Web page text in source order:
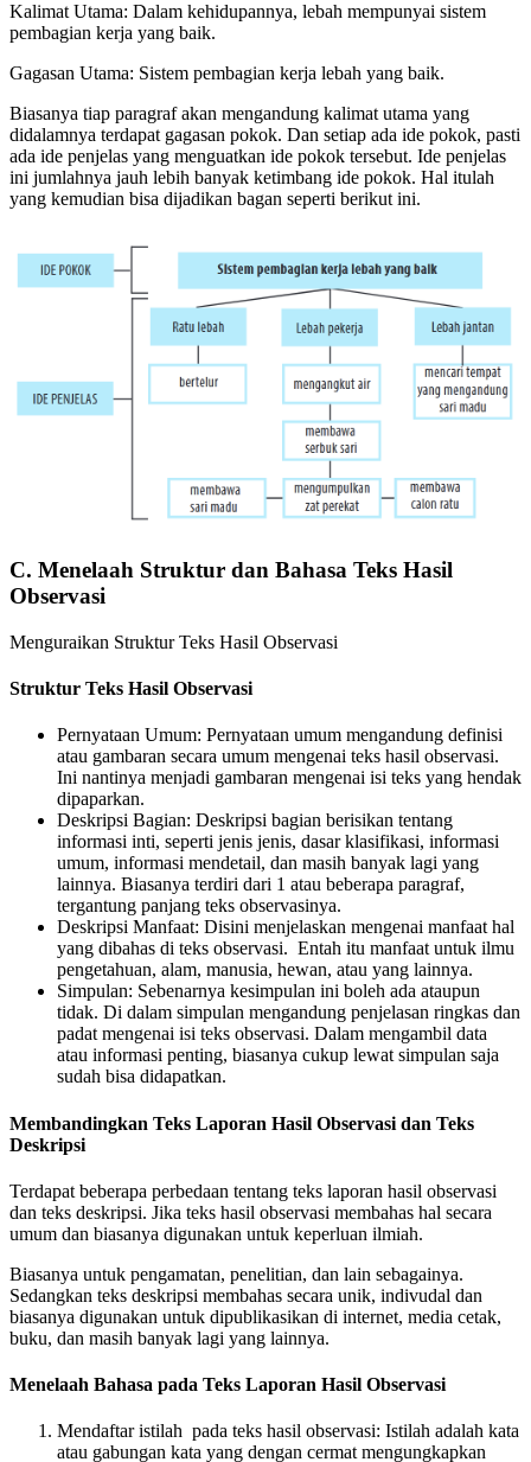
Kalimat Utama: Dalam kehidupannya, lebah mempunyai sistem
pembagian kerja yang baik.
Gagasan Utama: Sistem pembagian kerja lebah yang baik.
Biasanya tiap paragraf akan mengandung kalimat utama yang
didalamnya terdapat gagasan pokok. Dan setiap ada ide pokok, pasti
ada ide penjelas yang menguatkan ide pokok tersebut. Ide penjelas
ini jumlahnya jauh lebih banyak ketimbang ide pokok. Hal itulah
yang kemudian bisa dijadikan bagan seperti berikut ini.
C. Menelaah Struktur dan Bahasa Teks Hasil
Observasi
Menguraikan Struktur Teks Hasil Observasi
Struktur Teks Hasil Observasi
Pernyataan Umum: Pernyataan umum mengandung definisi
atau gambaran secara umum mengenai teks hasil observasi.
Ini nantinya menjadi gambaran mengenai isi teks yang hendak
dipaparkan.
Deskripsi Bagian: Deskripsi bagian berisikan tentang
informasi inti, seperti jenis jenis, dasar klasifikasi, informasi
umum, informasi mendetail, dan masih banyak lagi yang
lainnya. Biasanya terdiri dari 1 atau beberapa paragraf,
tergantung panjang teks observasinya.
Deskripsi Manfaat: Disini menjelaskan mengenai manfaat hal
yang dibahas di teks observasi. Entah itu manfaat untuk ilmu
pengetahuan, alam, manusia, hewan, atau yang lainnya.
Simpulan: Sebenarnya kesimpulan ini boleh ada ataupun
tidak. Di dalam simpulan mengandung penjelasan ringkas dan
padat mengenai isi teks observasi. Dalam mengambil data
atau informasi penting, biasanya cukup lewat simpulan saja
sudah bisa didapatkan.
Membandingkan Teks Laporan Hasil Observasi dan Teks
Deskripsi
Terdapat beberapa perbedaan tentang teks laporan hasil observasi
dan teks deskripsi. Jika teks hasil observasi membahas hal secara
umum dan biasanya digunakan untuk keperluan ilmiah.
Biasanya untuk pengamatan, penelitian, dan lain sebagainya.
Sedangkan teks deskripsi membahas secara unik, indivudal dan
biasanya digunakan untuk dipublikasikan di internet, media cetak,
buku, dan masih banyak lagi yang lainnya.
Menelaah Bahasa pada Teks Laporan Hasil Observasi
Mendaftar istilah pada teks hasil observasi: Istilah adalah kata
atau gabungan kata yang dengan cermat mengungkapkan